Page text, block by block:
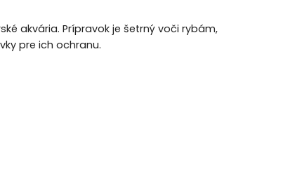
akvária. Prípravok je šetrný voči rybám,
pre ich ochranu.